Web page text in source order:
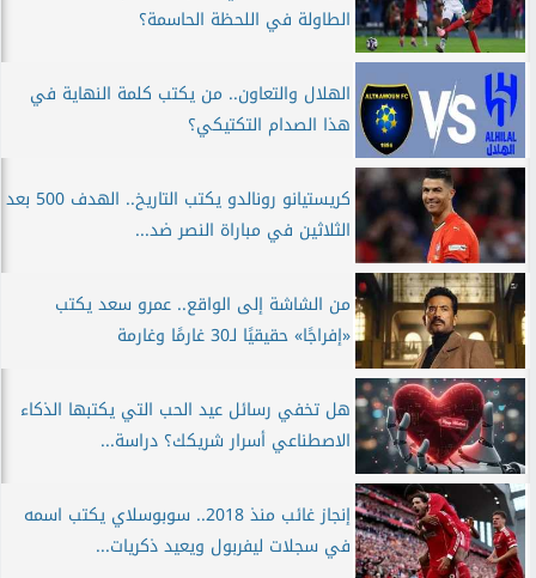
الطاولة في اللحظة الحاسمة؟
الهلال والتعاون.. من يكتب كلمة النهاية في
هذا الصدام التكتيكي؟
كريستيانو رونالدو يكتب التاريخ.. الهدف 500 بعد
الثلاثين في مباراة النصر ضد...
من الشاشة إلى الواقع.. عمرو سعد يكتب
«إفراجًا» حقيقيًا لـ30 غارمًا وغارمة
هل تخفي رسائل عيد الحب التي يكتبها الذكاء
الاصطناعي أسرار شريكك؟ دراسة...
إنجاز غائب منذ 2018.. سوبوسلاي يكتب اسمه
في سجلات ليفربول ويعيد ذكريات...